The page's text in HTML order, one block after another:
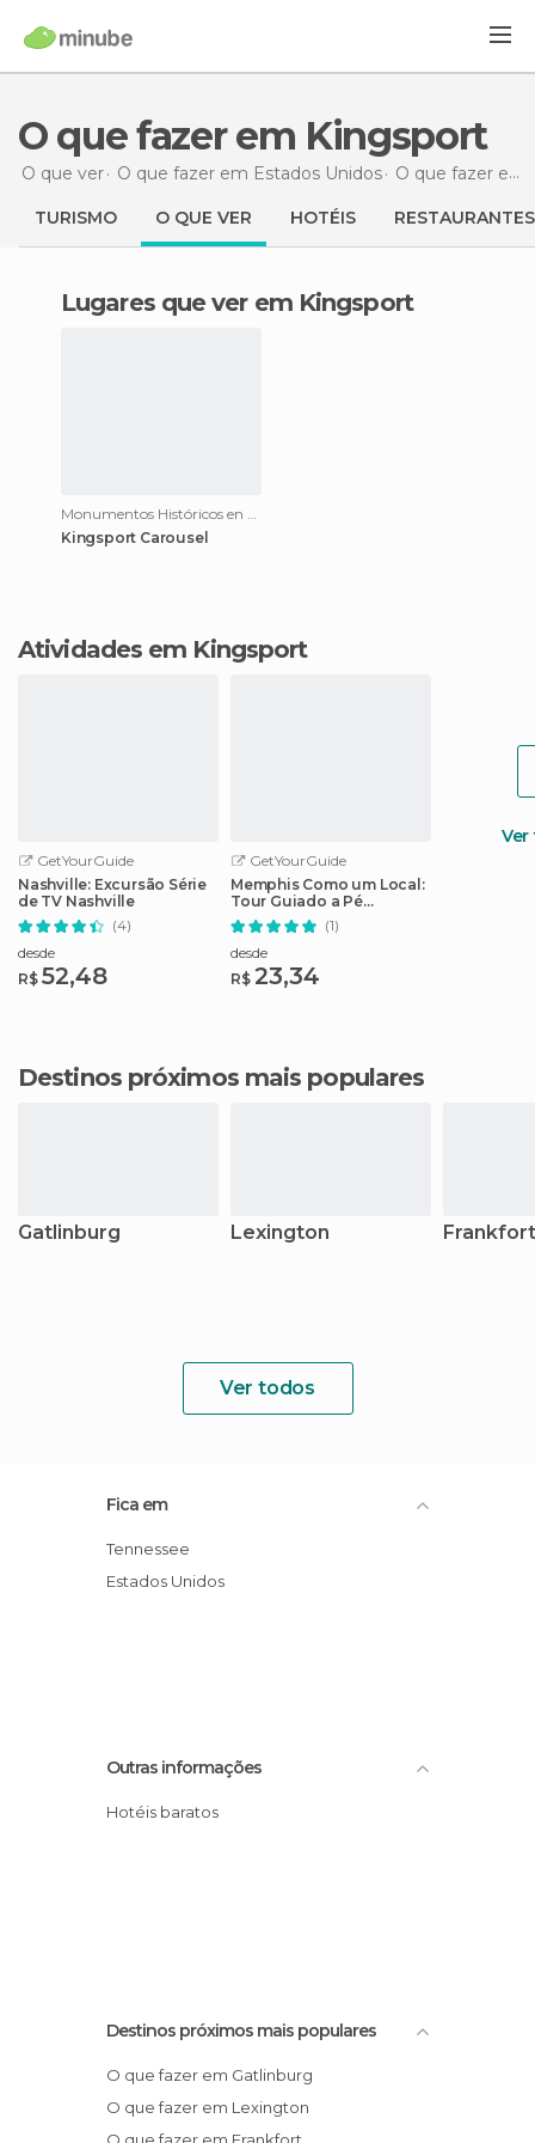
O que fazer em Kingsport
O que ver O que fazer em Estados Unidos O que fazer em Tennessee
TURISMO O QUE VER HOTÉIS RESTAURANTES
Lugares que ver em Kingsport
Monumentos Históricos en Kingsport
Kingsport Carousel
Atividades em Kingsport
GetYourGuide
Nashville: Excursão Série
de TV Nashville
(4)
desde
R$ 52,48
GetYourGuide
Memphis Como um Local:
Tour Guiado a Pé
Customizado(1)
desde
R$ 23,34
Destinos próximos mais populares
Gatlinburg Lexington Frankfort
Ver todos
Fica em
Tennessee
Estados Unidos
Outras informações
Hotéis baratos
Destinos próximos mais populares
O que fazer em Gatlinburg
O que fazer em Lexington